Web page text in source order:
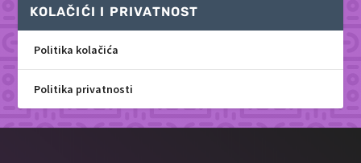
KOLAČIĆI I PRIVATNOST
Politika kolačića
Politika privatnosti